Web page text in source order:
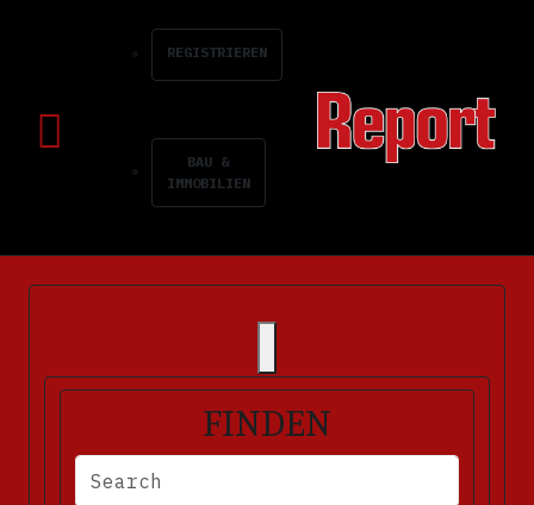
REGISTRIEREN
BAU &
IMMOBILIEN
FINDEN
BITTE FÜLLEN SIE DIE ERFORDERLICHEN FELDER AUS.